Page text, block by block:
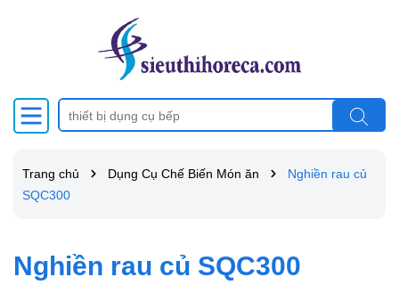
Trang chủ Dụng Cụ Chế Biến Món ăn
Nghiền rau củ
SQC300
Nghiền rau củ SQC300